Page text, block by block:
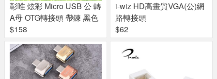
彰唯 炫彩 Micro USB 公 轉
A母 OTG轉接頭 帶鍊 黑色
$158
i-wiz HD高畫質VGA(公)網
路轉接頭
$62